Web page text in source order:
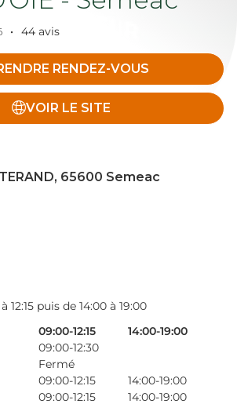
44 avis
RENDEZ-VOUS
VOIR LE SITE
65600 Semeac
12:15 puis de 14:00 à 19:00
09:00-12:15
14:00-19:00
09:00-12:30
Fermé
09:00-12:15
14:00-19:00
09:00-12:15
14:00-19:00